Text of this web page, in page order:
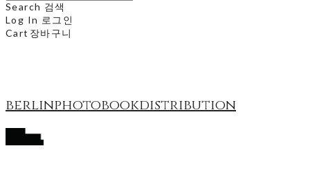
Search 검색
Log In 로그인
Cart 장바구니
berlinphotobookdistribution